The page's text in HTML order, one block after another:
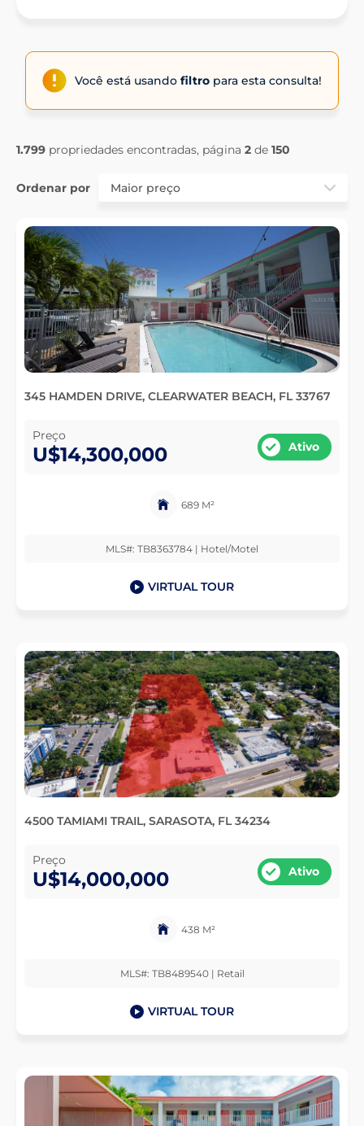
Você está usando filtro para esta consulta!
1.799 propriedades encontradas, página 2 de 150
Ordenar por
345 HAMDEN DRIVE, CLEARWATER BEACH, FL 33767
Preço
U$14,300,000 Ativo
689 M²
MLS#: TB8363784 | Hotel/Motel
VIRTUAL TOUR
4500 TAMIAMI TRAIL, SARASOTA, FL 34234
Preço
U$14,000,000 Ativo
438 M²
MLS#: TB8489540 | Retail
VIRTUAL TOUR